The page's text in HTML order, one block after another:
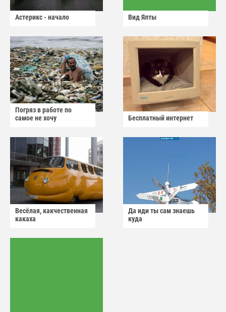
Астерикс - начало Вид Ялты
Погряз в работе по
самое не хочу
Бесплатный интернет
Весёлая, какчественная
какаха
Да иди ты сам знаешь
куда